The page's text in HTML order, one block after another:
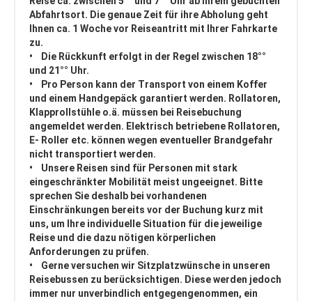
Abfahrtsort. Die genaue Zeit für ihre Abholung geht
Ihnen ca. 1 Woche vor Reiseantritt mit Ihrer Fahrkarte
zu.
• Die Rückkunft erfolgt in der Regel zwischen 18°°
und 21°° Uhr.
• Pro Person kann der Transport von einem Koffer
und einem Handgepäck garantiert werden. Rollatoren,
Klapprollstühle o.ä. müssen bei Reisebuchung
angemeldet werden. Elektrisch betriebene Rollatoren,
E- Roller etc. können wegen eventueller Brandgefahr
nicht transportiert werden.
• Unsere Reisen sind für Personen mit stark
eingeschränkter Mobilität meist ungeeignet. Bitte
sprechen Sie deshalb bei vorhandenen
Einschränkungen bereits vor der Buchung kurz mit
uns, um Ihre individuelle Situation für die jeweilige
Reise und die dazu nötigen körperlichen
Anforderungen zu prüfen.
• Gerne versuchen wir Sitzplatzwünsche in unseren
Reisebussen zu berücksichtigen. Diese werden jedoch
immer nur unverbindlich entgegengenommen, ein